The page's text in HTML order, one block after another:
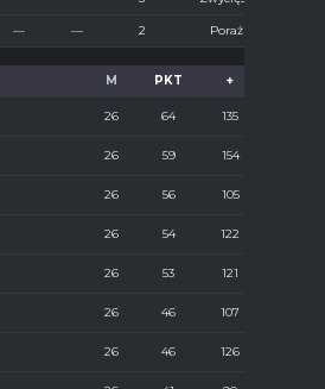
— — 2 Porażka
M PKT +
26 64 135
26 59 154
26 56 105
26 54 122
26 53 121
26 46 107
26 46 126